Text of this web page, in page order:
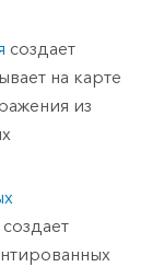
создает
на карте
из
создает